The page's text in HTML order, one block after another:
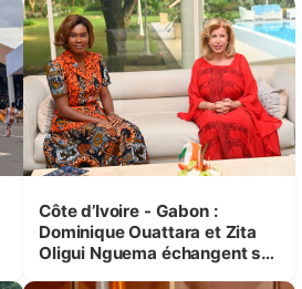
Côte d’Ivoire - Gabon :
Dominique Ouattara et Zita
Oligui Nguema échangent sur